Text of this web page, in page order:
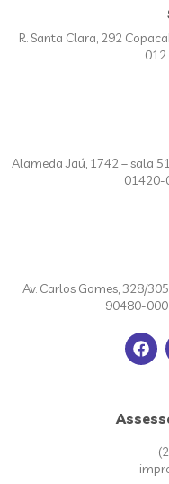
R. Santa Clara, 292
Alameda Jaú, 1742 – sala
01420-
Av. Carlos Gomes, 328/
90480-